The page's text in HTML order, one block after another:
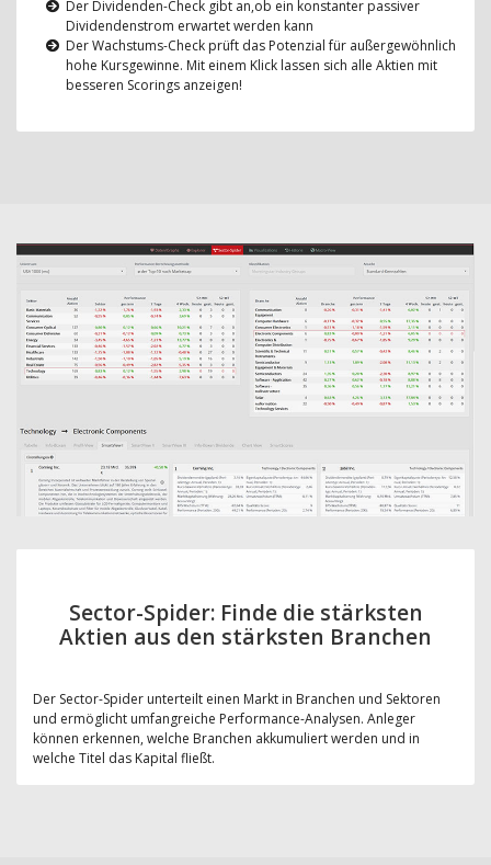
Der Dividenden-Check gibt an,ob ein konstanter passiver
Dividendenstrom erwartet werden kann
Der Wachstums-Check prüft das Potenzial für außergewöhnlich
hohe Kursgewinne. Mit einem Klick lassen sich alle Aktien mit
besseren Scorings anzeigen!
Sector-Spider: Finde die stärksten
Aktien aus den stärksten Branchen
Der Sector-Spider unterteilt einen Markt in Branchen und Sektoren
und ermöglicht umfangreiche Performance-Analysen. Anleger
können erkennen, welche Branchen akkumuliert werden und in
welche Titel das Kapital fließt.